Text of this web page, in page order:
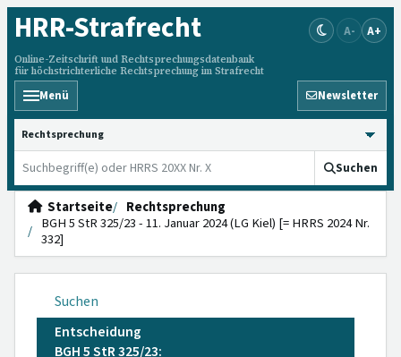
HRR-Strafrecht
Online-Zeitschrift und Rechtsprechungsdatenbank
für höchstrichterliche Rechtsprechung im Strafrecht
A- A+
Menü Newsletter
HRRS durchsuchen
Suchen
Startseite
Rechtsprechung
BGH 5 StR 325/23 - 11. Januar 2024 (LG Kiel) [= HRRS 2024 Nr.
332]
Suchen
Entscheidung
BGH 5 StR 325/23: